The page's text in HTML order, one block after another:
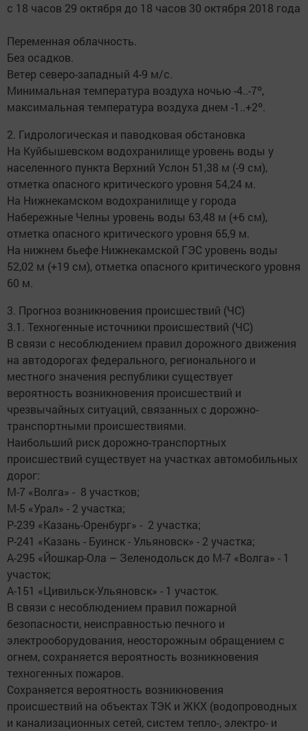
с 18 часов 29 октября до 18 часов 30 октября 2018 года
Переменная облачность.
Без осадков.
Ветер северо-западный 4-9 м/с.
Минимальная температура воздуха ночью -4..-7º,
максимальная температура воздуха днем -1..+2º.
2. Гидрологическая и паводковая обстановка
На Куйбышевском водохранилище уровень воды у
населенного пункта Верхний Услон 51,38 м (-9 см),
отметка опасного критического уровня 54,24 м.
На Нижнекамском водохранилище у города
Набережные Челны уровень воды 63,48 м (+6 см),
отметка опасного критического уровня 65,9 м.
На нижнем бьефе Нижнекамской ГЭС уровень воды
52,02 м (+19 см), отметка опасного критического уровня
60 м.
3. Прогноз возникновения происшествий (ЧС)
3.1. Техногенные источники происшествий (ЧС)
В связи с несоблюдением правил дорожного движения
на автодорогах федерального, регионального и
местного значения республики существует
вероятность возникновения происшествий и
чрезвычайных ситуаций, связанных с дорожно-
транспортными происшествиями.
Наибольший риск дорожно-транспортных
происшествий существует на участках автомобильных
дорог:
М-7 «Волга» - 8 участков;
М-5 «Урал» - 2 участка;
Р-239 «Казань-Оренбург» - 2 участка;
Р-241 «Казань - Буинск - Ульяновск» - 2 участка;
А-295 «Йошкар-Ола – Зеленодольск до М-7 «Волга» - 1
участок;
А-151 «Цивильск-Ульяновск» - 1 участок.
В связи с несоблюдением правил пожарной
безопасности, неисправностью печного и
электрооборудования, неосторожным обращением с
огнем, сохраняется вероятность возникновения
техногенных пожаров.
Сохраняется вероятность возникновения
происшествий на объектах ТЭК и ЖКХ (водопроводных
и канализационных сетей, систем тепло-, электро- и